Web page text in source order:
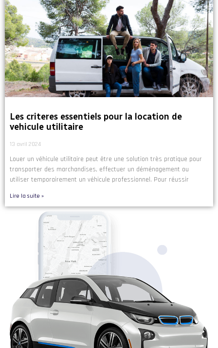
Les criteres essentiels pour la location de
vehicule utilitaire
13 avril 2024
Louer un véhicule utilitaire peut être une solution très pratique pour
transporter des marchandises, effectuer un déménagement ou
utiliser temporairement un véhicule professionnel. Pour réussir
Lire la suite »